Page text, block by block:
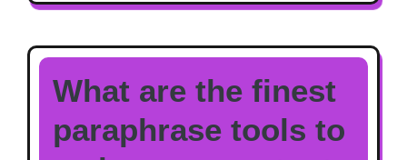
What are the finest
paraphrase tools to